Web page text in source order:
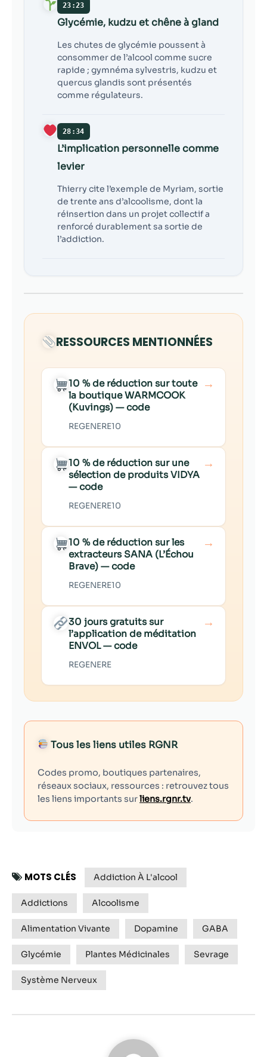
23:23
Glycémie, kudzu et chêne à gland
Les chutes de glycémie poussent à
consommer de l’alcool comme sucre
rapide ; gymnéma sylvestris, kudzu et
quercus glandis sont présentés
comme régulateurs.
28:34
L’implication personnelle comme
levier
Thierry cite l’exemple de Myriam, sortie
de trente ans d’alcoolisme, dont la
réinsertion dans un projet collectif a
renforcé durablement sa sortie de
l’addiction.
RESSOURCES MENTIONNÉES
10 % de réduction sur toute
la boutique WARMCOOK
(Kuvings) — code
REGENERE10
→
10 % de réduction sur une
sélection de produits VIDYA
— code
REGENERE10
→
10 % de réduction sur les
extracteurs SANA (L’Échou
Brave) — code
REGENERE10
→
30 jours gratuits sur
l’application de méditation
ENVOL — code
REGENERE
→
Tous les liens utiles RGNR
Codes promo, boutiques partenaires,
réseaux sociaux, ressources : retrouvez tous
les liens importants surliens.rgnr.tv.
MOTS CLÉS Addiction À L'alcool
Addictions Alcoolisme
Alimentation Vivante Dopamine GABA
Glycémie Plantes Médicinales Sevrage
Système Nerveux